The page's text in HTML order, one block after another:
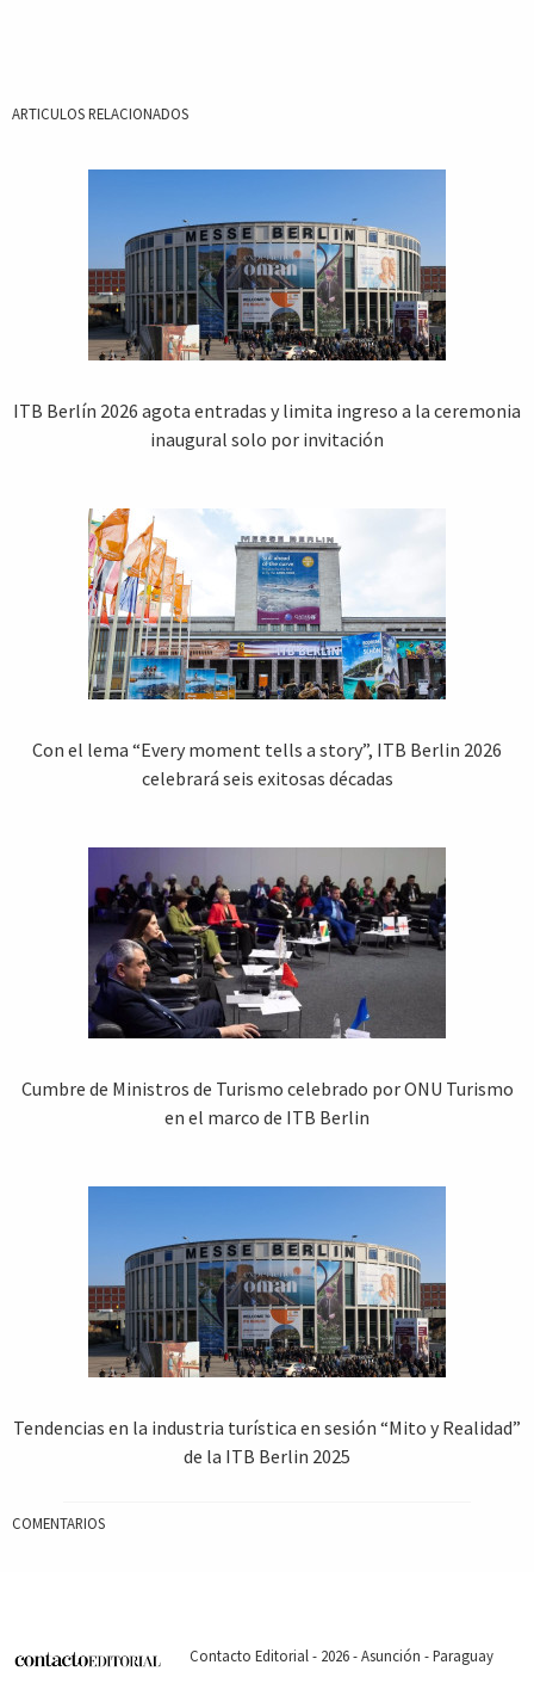
ARTICULOS RELACIONADOS
ITB Berlín 2026 agota entradas y limita ingreso a la ceremonia
inaugural solo por invitación
Con el lema “Every moment tells a story”, ITB Berlin 2026
celebrará seis exitosas décadas
Cumbre de Ministros de Turismo celebrado por ONU Turismo
en el marco de ITB Berlin
Tendencias en la industria turística en sesión “Mito y Realidad”
de la ITB Berlin 2025
COMENTARIOS
Contacto Editorial - 2026 - Asunción - Paraguay